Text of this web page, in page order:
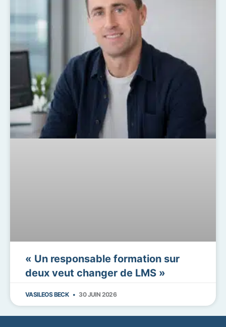
« Un responsable formation sur
deux veut changer de LMS »
VASILEOS BECK 30 JUIN 2026